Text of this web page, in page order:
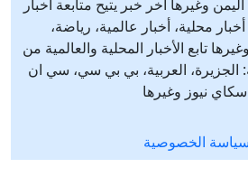
اليمن وغيرها آخر خبر يتيح متابعة أخبار
محلية، أخبار عالمية، رياضة،
تابع الأخبار المحلية والعالمية من
الجزيرة، العربية، بي بي سي، سي ان
سكاي نيوز وغيرها
سياسة الخصوصية